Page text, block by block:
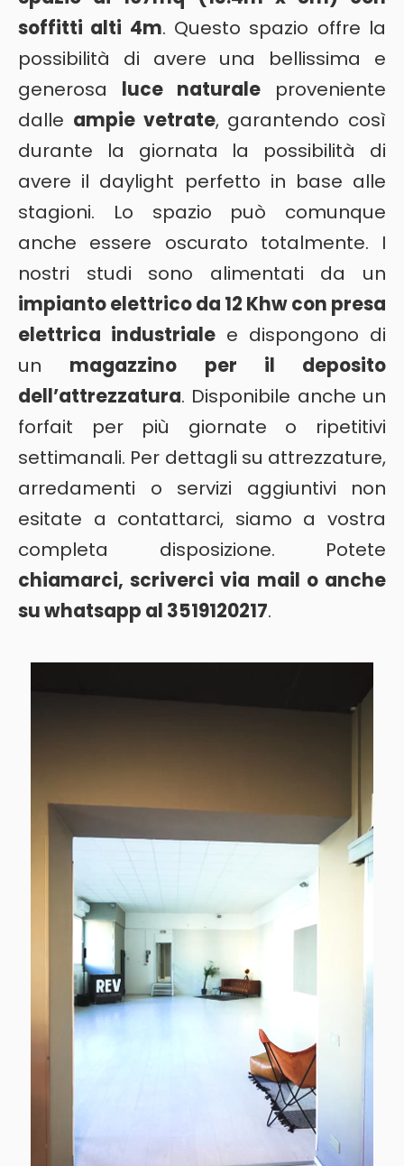
soffitti alti 4m. Questo spazio offre la
possibilità di avere una bellissima e
generosa luce naturale proveniente
dalle ampie vetrate, garantendo così
durante la giornata la possibilità di
avere il daylight perfetto in base alle
stagioni. Lo spazio può comunque
anche essere oscurato totalmente. I
nostri studi sono alimentati da un
impianto elettrico da 12 Khw con presa
elettrica industriale e dispongono di
un magazzino per il deposito
dell’attrezzatura. Disponibile anche un
forfait per più giornate o ripetitivi
settimanali. Per dettagli su attrezzature,
arredamenti o servizi aggiuntivi non
esitate a contattarci, siamo a vostra
completa disposizione. Potete
chiamarci, scriverci via mail o anche
su whatsapp al 3519120217.